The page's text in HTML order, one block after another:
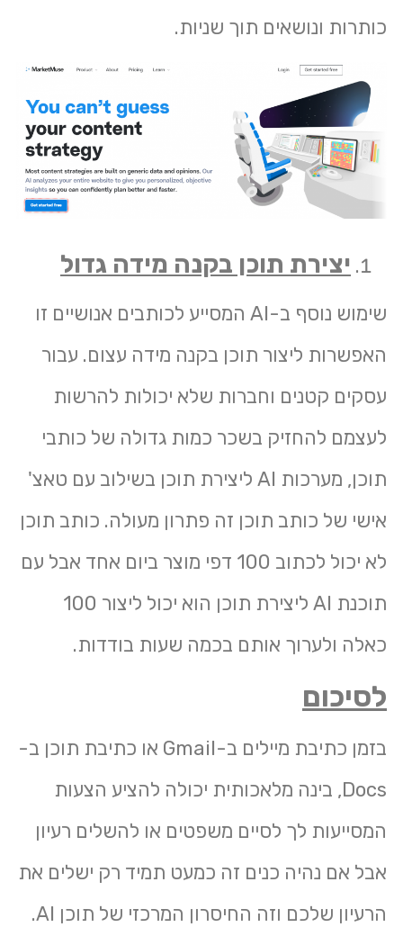
כותרות ונושאים תוך שניות.
יצירת תוכן בקנה מידה גדול
שימוש נוסף ב-AI המסייע לכותבים אנושיים זו
האפשרות ליצור תוכן בקנה מידה עצום. עבור
עסקים קטנים וחברות שלא יכולות להרשות
לעצמם להחזיק בשכר כמות גדולה של כותבי
תוכן, מערכות AI ליצירת תוכן בשילוב עם טאצ'
אישי של כותב תוכן זה פתרון מעולה. כותב תוכן
לא יכול לכתוב 100 דפי מוצר ביום אחד אבל עם
תוכנת AI ליצירת תוכן הוא יכול ליצור 100
כאלה ולערוך אותם בכמה שעות בודדות.
לסיכום
בזמן כתיבת מיילים ב-Gmail או כתיבת תוכן ב-
Docs, בינה מלאכותית יכולה להציע הצעות
המסייעות לך לסיים משפטים או להשלים רעיון
אבל אם נהיה כנים זה כמעט תמיד רק ישלים את
הרעיון שלכם וזה החיסרון המרכזי של תוכן AI.